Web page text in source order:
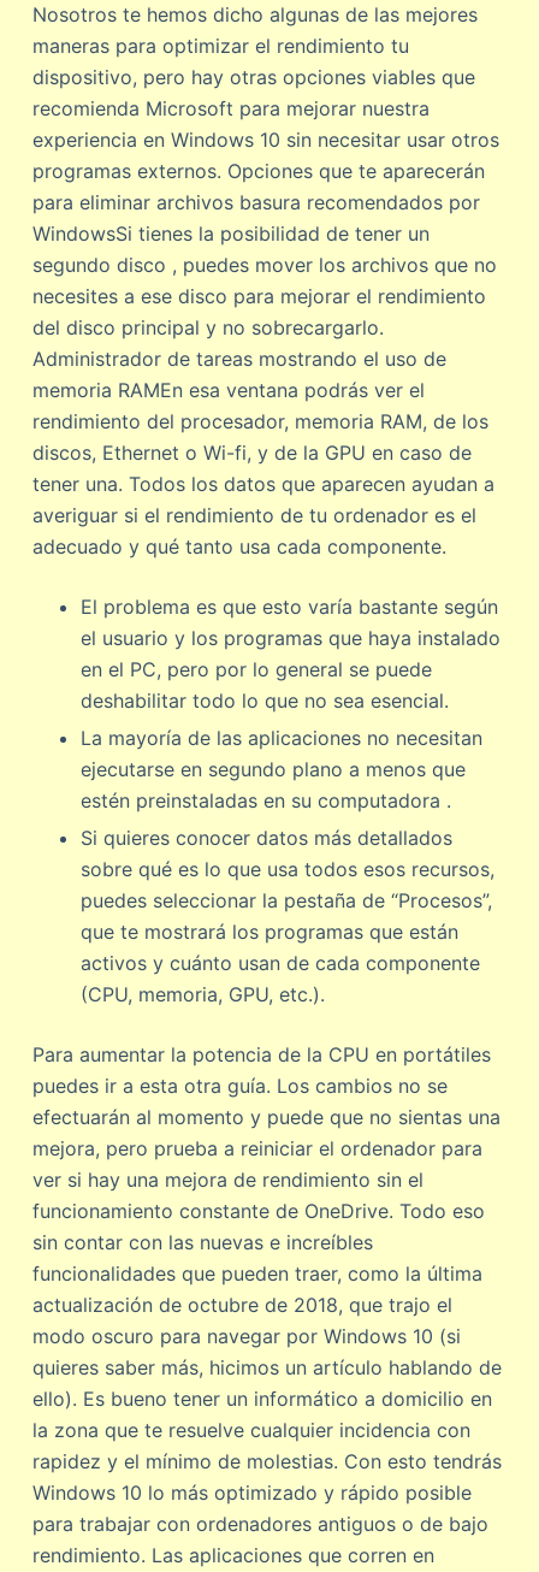
Nosotros te hemos dicho algunas de las mejores
maneras para optimizar el rendimiento tu
dispositivo, pero hay otras opciones viables que
recomienda Microsoft para mejorar nuestra
experiencia en Windows 10 sin necesitar usar otros
programas externos. Opciones que te aparecerán
para eliminar archivos basura recomendados por
WindowsSi tienes la posibilidad de tener un
segundo disco , puedes mover los archivos que no
necesites a ese disco para mejorar el rendimiento
del disco principal y no sobrecargarlo.
Administrador de tareas mostrando el uso de
memoria RAMEn esa ventana podrás ver el
rendimiento del procesador, memoria RAM, de los
discos, Ethernet o Wi-fi, y de la GPU en caso de
tener una. Todos los datos que aparecen ayudan a
averiguar si el rendimiento de tu ordenador es el
adecuado y qué tanto usa cada componente.
El problema es que esto varía bastante según
el usuario y los programas que haya instalado
en el PC, pero por lo general se puede
deshabilitar todo lo que no sea esencial.
La mayoría de las aplicaciones no necesitan
ejecutarse en segundo plano a menos que
estén preinstaladas en su computadora .
Si quieres conocer datos más detallados
sobre qué es lo que usa todos esos recursos,
puedes seleccionar la pestaña de “Procesos”,
que te mostrará los programas que están
activos y cuánto usan de cada componente
(CPU, memoria, GPU, etc.).
Para aumentar la potencia de la CPU en portátiles
puedes ir a esta otra guía. Los cambios no se
efectuarán al momento y puede que no sientas una
mejora, pero prueba a reiniciar el ordenador para
ver si hay una mejora de rendimiento sin el
funcionamiento constante de OneDrive. Todo eso
sin contar con las nuevas e increíbles
funcionalidades que pueden traer, como la última
actualización de octubre de 2018, que trajo el
modo oscuro para navegar por Windows 10 (si
quieres saber más, hicimos un artículo hablando de
ello). Es bueno tener un informático a domicilio en
la zona que te resuelve cualquier incidencia con
rapidez y el mínimo de molestias. Con esto tendrás
Windows 10 lo más optimizado y rápido posible
para trabajar con ordenadores antiguos o de bajo
rendimiento. Las aplicaciones que corren en